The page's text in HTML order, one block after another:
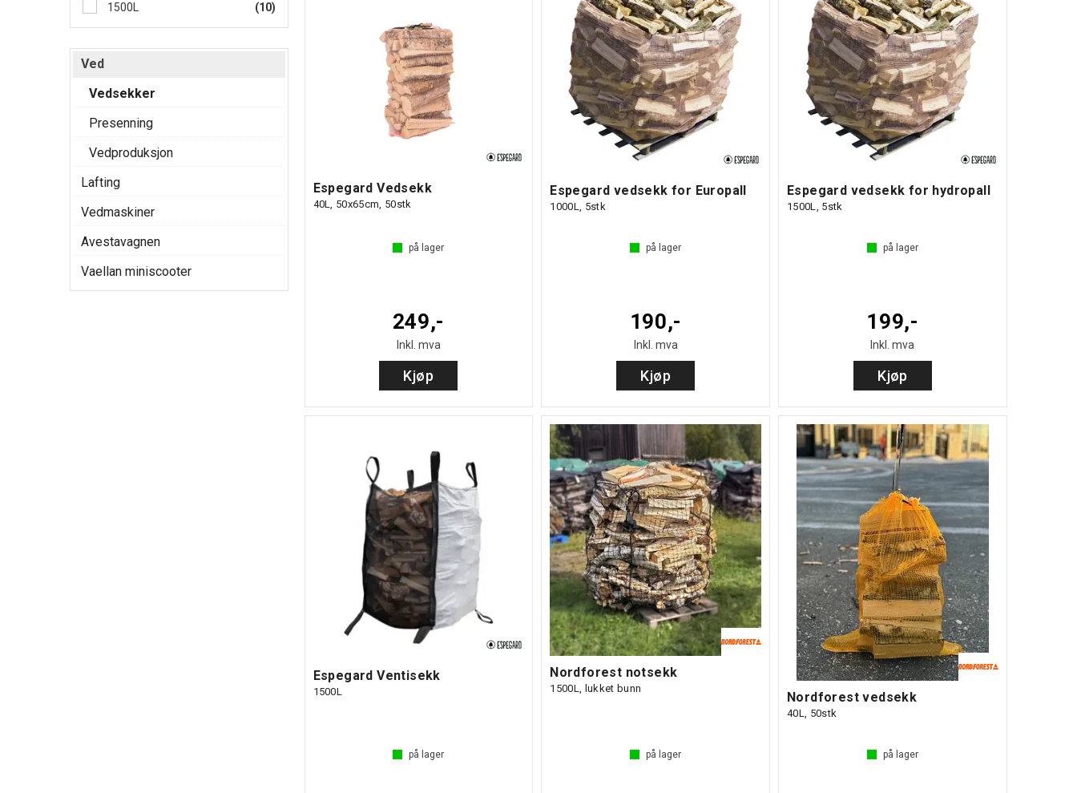
1500L
(10)
Ved
Vedsekker
Presenning
Vedproduksjon
Lafting
Vedmaskiner
Avestavagnen
Vaellan miniscooter
Espegard Vedsekk
40L, 50x65cm, 50stk
på lager
249,-
Inkl. mva
Kjøp
Espegard vedsekk for Europall
1000L, 5stk
på lager
190,-
Inkl. mva
Kjøp
Espegard vedsekk for hydropall
1500L, 5stk
på lager
199,-
Inkl. mva
Kjøp
Espegard Ventisekk
1500L
på lager
Nordforest notsekk
1500L, lukket bunn
på lager
Nordforest vedsekk
40L, 50stk
på lager